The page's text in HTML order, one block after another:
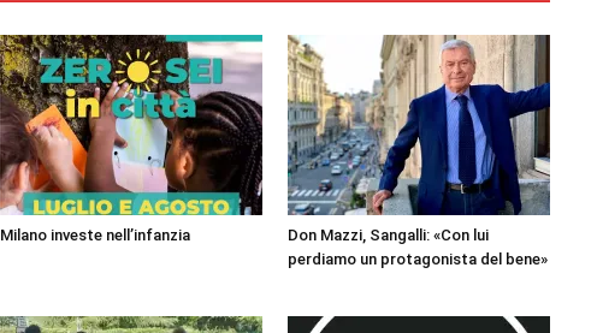
Milano investe nell’infanzia
Don Mazzi, Sangalli: «Con lui
perdiamo un protagonista del bene»